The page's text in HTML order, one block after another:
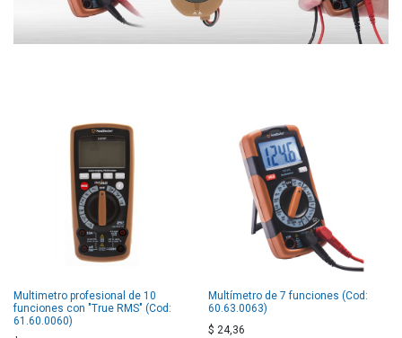
Multimetro profesional de 10
funciones con "True RMS" (Cod:
61.60.0060)
Multímetro de 7 funciones (Cod:
60.63.0063)
$ 24,36